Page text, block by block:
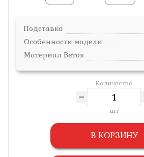
Подставка
Особенности модели
Материал Веток
Количество
шт
В КОРЗИНУ